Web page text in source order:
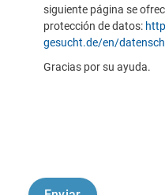
siguiente página se
protección de datos:
gesucht.de/en/
Gracias por su ayuda.